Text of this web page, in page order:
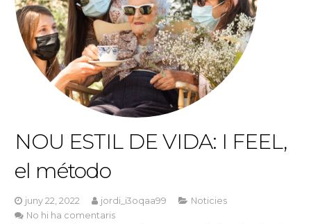
NOU ESTIL DE VIDA: I FEEL,
el método
juny 22, 2022 jordi_i3oqaa99
Noticies
No hi ha comentaris